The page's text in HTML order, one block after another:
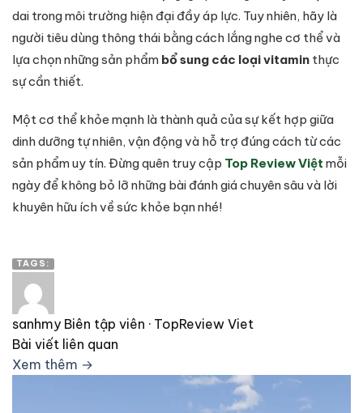
dai trong môi trường hiện đại đầy áp lực. Tuy nhiên, hãy là
người tiêu dùng thông thái bằng cách lắng nghe cơ thể và
lựa chọn những sản phẩm bổ sung các loại vitamin thực
sự cần thiết.
Một cơ thể khỏe mạnh là thành quả của sự kết hợp giữa
dinh dưỡng tự nhiên, vận động và hỗ trợ đúng cách từ các
sản phẩm uy tín. Đừng quên truy cập Top Review Việt mỗi
ngày để không bỏ lỡ những bài đánh giá chuyên sâu và lời
khuyên hữu ích về sức khỏe bạn nhé!
TAGS:
sanhmy Biên tập viên · TopReview Viet
Bài viết liên quan
Xem thêm →